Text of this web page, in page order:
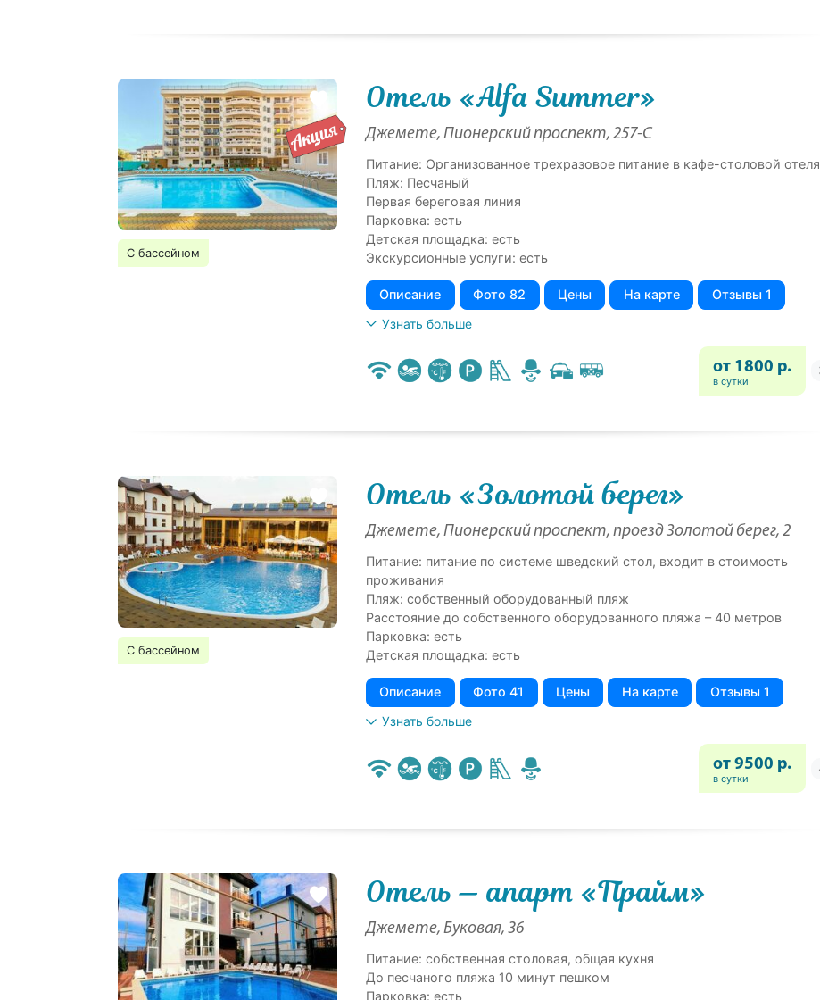
С бассейном
Отель «Alfa Summer»
Джемете, Пионерский проспект, 257-С
Питание: Организованное трехразовое питание в кафе-столовой отеля
Пляж: Песчаный
Первая береговая линия
Парковка: есть
Детская площадка: есть
Экскурсионные услуги: есть
Описание Фото 82 Цены На карте
Отзывы 1
Узнать больше
от 1800 р.
в сутки
С бассейном
Отель «Золотой берег»
Джемете, Пионерский проспект, проезд Золотой берег, 2
Питание: питание по системе шведский стол, входит в стоимость
проживания
Пляж: собственный оборудованный пляж
Расстояние до собственного оборудованного пляжа – 40 метров
Парковка: есть
Детская площадка: есть
Описание Фото 41 Цены На карте
Отзывы 1
Узнать больше
от 9500 р.
в сутки
Отель — апарт «Прайм»
Джемете, Буковая, 36
Питание: собственная столовая, общая кухня
До песчаного пляжа 10 минут пешком
Парковка: есть